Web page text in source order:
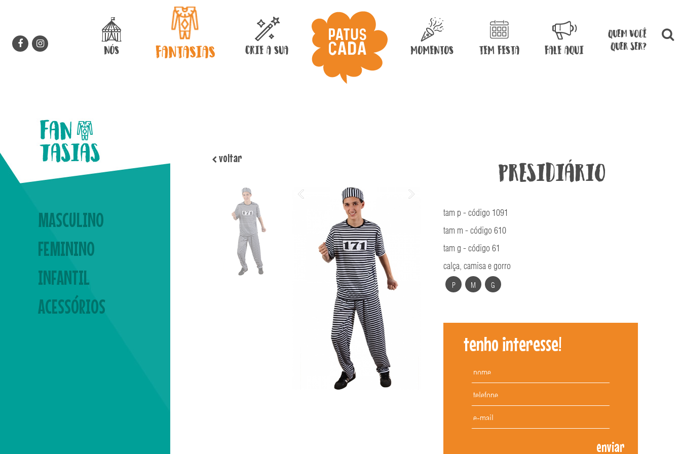
Patuscada Fantasias - quem você quer ser?
NÓS
FANTASIAS
CRIE A SUA MOMENTOS TEM FESTA FALE AQUI
quem você
quer ser?
MASCULINO
FEMININO
INFANTIL
ACESSÓRIOS
voltar
Presidiário
tam p - código 1091
tam m - código 610
tam g - código 61
calça, camisa e gorro
P M G
tenho interesse!
enviar